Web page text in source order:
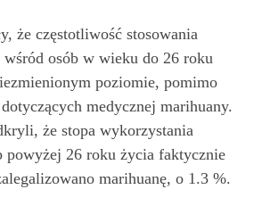
że częstotliwość stosowania
osób w wieku do 26 roku
poziomie, pomimo
medycznej marihuany.
że stopa wykorzystania
powyżej 26 roku życia faktycznie
marihuanę, o 1.3 %.